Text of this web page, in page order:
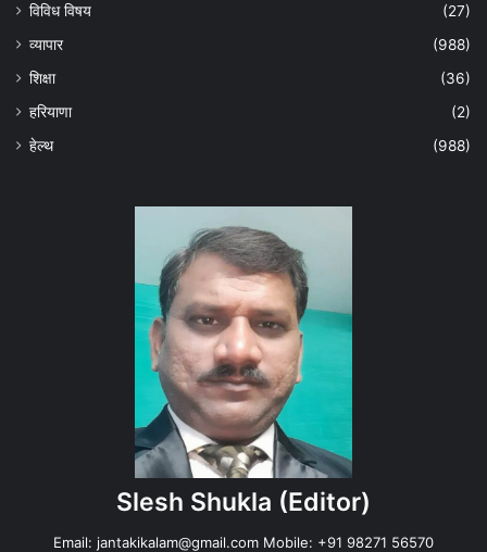
विविध विषय
(27)
व्यापार
(988)
शिक्षा
(36)
हरियाणा
(2)
हेल्‍थ
(988)
Slesh Shukla (Editor)
Email: jantakikalam@gmail.com Mobile: +91 98271 56570